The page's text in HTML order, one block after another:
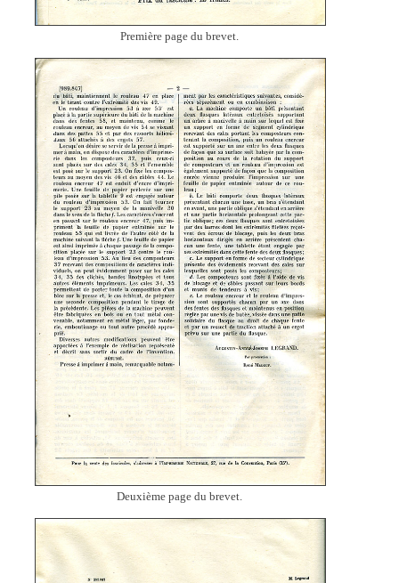
Première page du brevet.
Deuxième page du brevet.